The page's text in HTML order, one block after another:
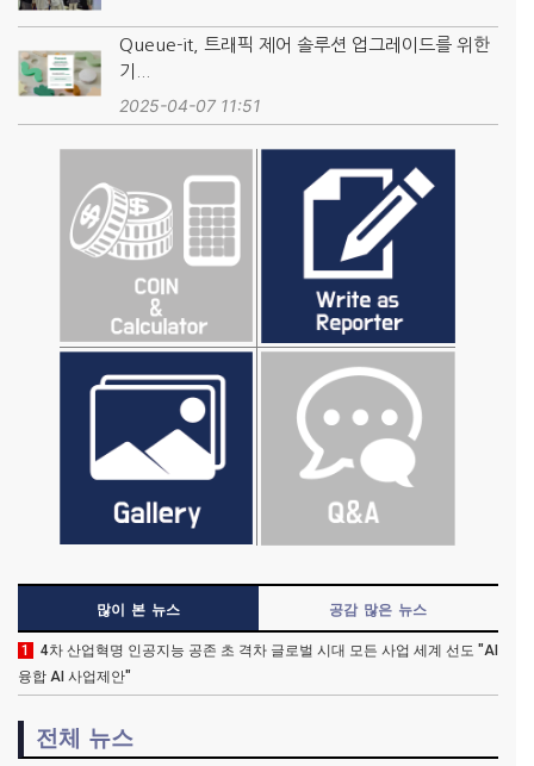
Queue-it, 트래픽 제어 솔루션 업그레이드를 위한
기...
2025-04-07 11:51
많이 본 뉴스 공감 많은 뉴스
1
4차 산업혁명 인공지능 공존 초 격차 글로벌 시대 모든 사업 세계 선도 "AI
융합 AI 사업제안"
전체 뉴스